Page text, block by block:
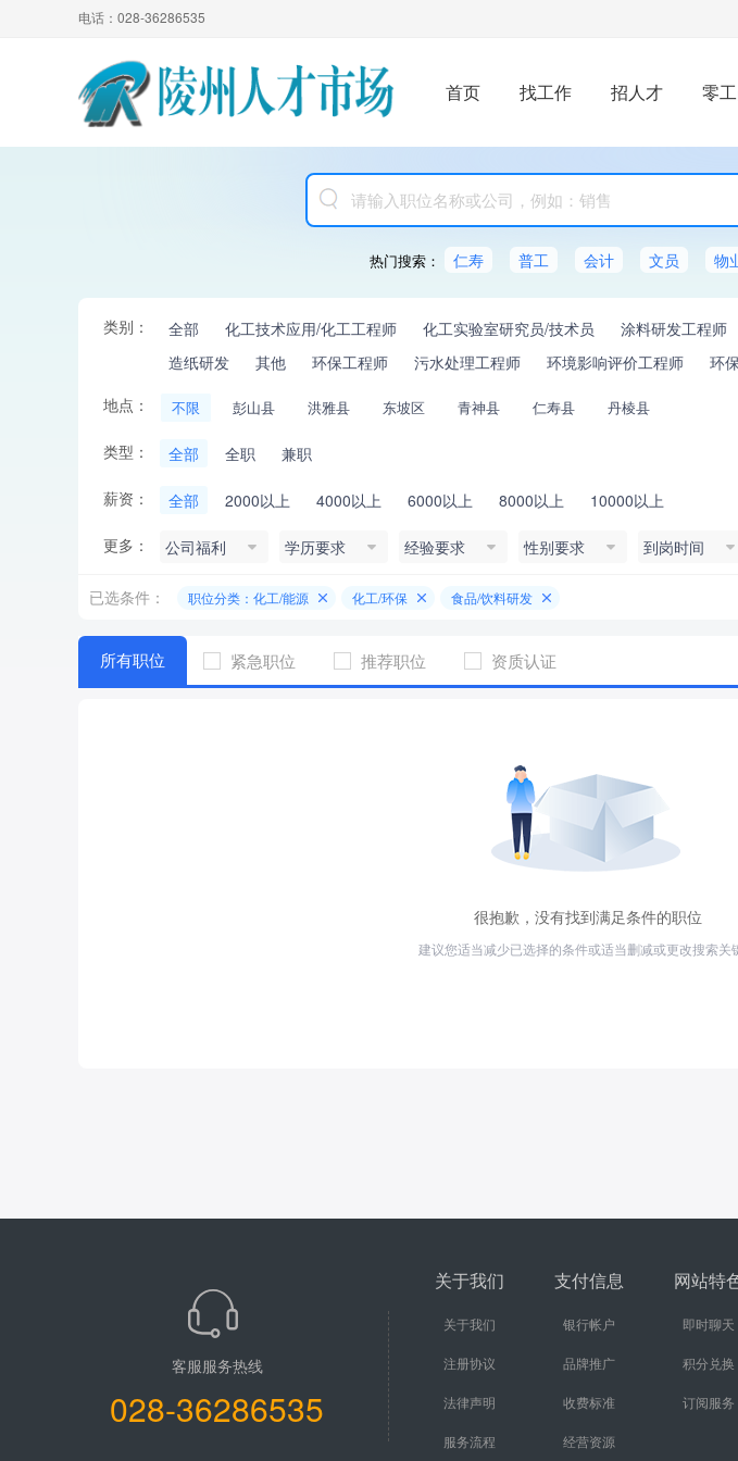
电话：028-36286535
首页 找工作 招人才 零
热门搜索： 仁寿 普工 会计 文员 物
类别： 全部 化工技术应用/化工工程师 化工实验室研究员/技术员 涂料研发工程师
造纸研发
其他 环保工程师 污水处理工程师 环境影响评价工程师 环
地点：
不限 彭山县 洪雅县 东坡区 青神县 仁寿县 丹棱县
类型： 全部 全职 兼职
薪资： 全部 2000以上 4000以上 6000以上 8000以上 10000以上
更多： 公司福利 学历要求 经验要求 性别要求 到岗时间
已选条件： 职位分类：化工/能源 化工/环保 食品/饮料研发
所有职位 紧急职位 推荐职位 资质认证
很抱歉，没有找到满足条件的职位
建议您适当减少已选择的条件或适当删减或更改搜索关
客服服务热线
028-36286535
关于我们
关于我们
注册协议
法律声明
服务流程
支付信息
银行帐户
品牌推广
收费标准
经营资源
网站特
即时聊天
积分兑换
订阅服务